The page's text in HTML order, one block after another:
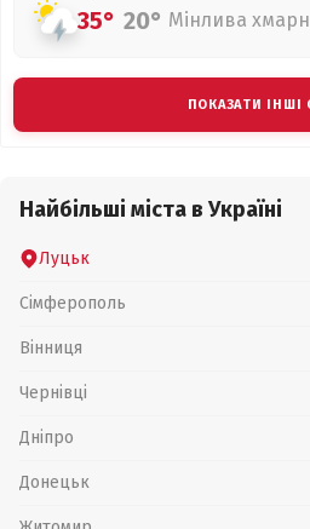
35° 20° Мінлива
ПОКАЗАТИ ІНШІ
Найбільші міста в Україні
Луцьк
Сімферополь
Вінниця
Чернівці
Дніпро
Донецьк